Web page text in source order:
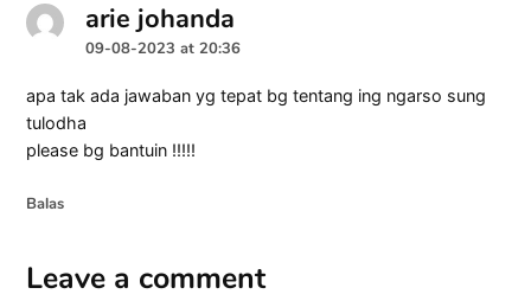
arie johandasays:
09-08-2023 at 20:36
apa tak ada jawaban yg tepat bg tentang ing ngarso sung
tulodha
please bg bantuin !!!!!
Balas
Leave
Leave a comment